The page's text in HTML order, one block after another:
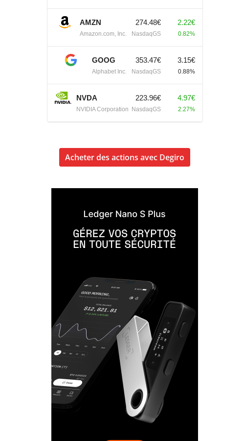
AMZN
Amazon.com, Inc.
274.48€
NasdaqGS
2.22€
0.82%
GOOG
Alphabet Inc.
353.47€
NasdaqGS
3.15€
0.88%
NVDA
NVIDIA Corporation
223.96€
NasdaqGS
4.97€
2.27%
Acheter des actions avec Degiro